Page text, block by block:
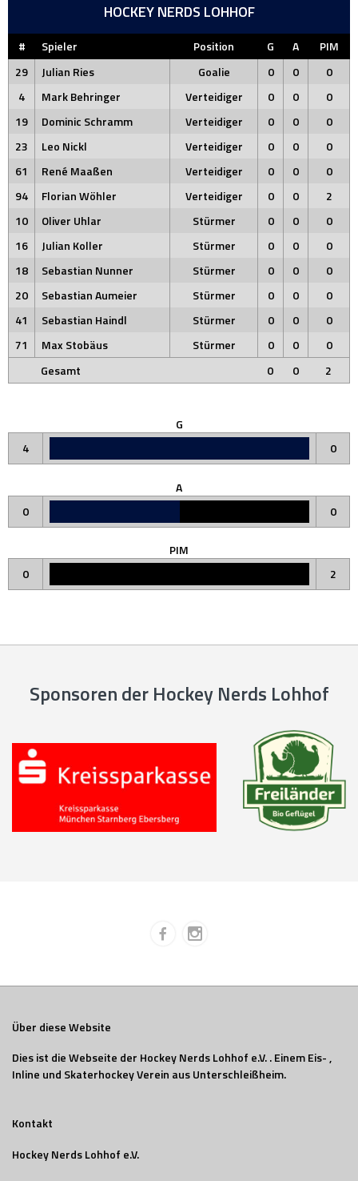
HOCKEY NERDS LOHHOF
# Spieler Position G A
PIM
29
Julian Ries Goalie 0 0
0
4
Mark Behringer Verteidiger 0 0
0
19
Dominic Schramm Verteidiger 0 0
0
23
Leo Nickl Verteidiger 0 0
0
61
René Maaßen Verteidiger 0 0
0
94
Florian Wöhler Verteidiger 0 0
2
10
Oliver Uhlar Stürmer 0 0
0
16
Julian Koller Stürmer 0 0
0
18
Sebastian Nunner Stürmer 0 0
0
20
Sebastian Aumeier Stürmer 0 0
0
41
Sebastian Haindl Stürmer 0 0
0
71
Max Stobäus Stürmer 0 0
0
Gesamt
0 0 2
G
4
0
A
0
0
PIM
0
2
Sponsoren der Hockey Nerds Lohhof
Über diese Website
Dies ist die Webseite der Hockey Nerds Lohhof e.V. . Einem Eis- ,
Inline und Skaterhockey Verein aus Unterschleißheim.
Kontakt
Hockey Nerds Lohhof e.V.